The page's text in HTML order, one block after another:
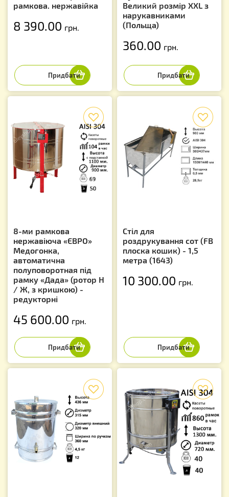
рамкова. нержавійка
8 390.00 грн.
Великий розмір XXL з
нарукавниками
(Польща)
360.00 грн.
8-ми рамкова
нержавіюча «ЄВРО»
Медогонка,
автоматична
полуповоротная під
рамку «Дада» (ротор Н
/ Ж, з кришкою) -
редукторні
45 600.00 грн.
Стіл для
роздрукування сот (FB
плоска кошик) - 1,5
метра (1643)
10 300.00 грн.